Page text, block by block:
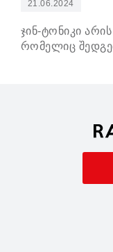
21.06.2024
ჯინ-ტონიკი
რომელიც